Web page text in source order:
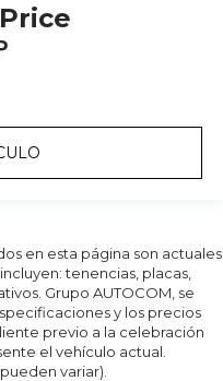
en esta página son actuales
tenencias, placas,
Grupo AUTOCOM, se
y los precios
previo a la celebración
el vehículo actual.
variar).